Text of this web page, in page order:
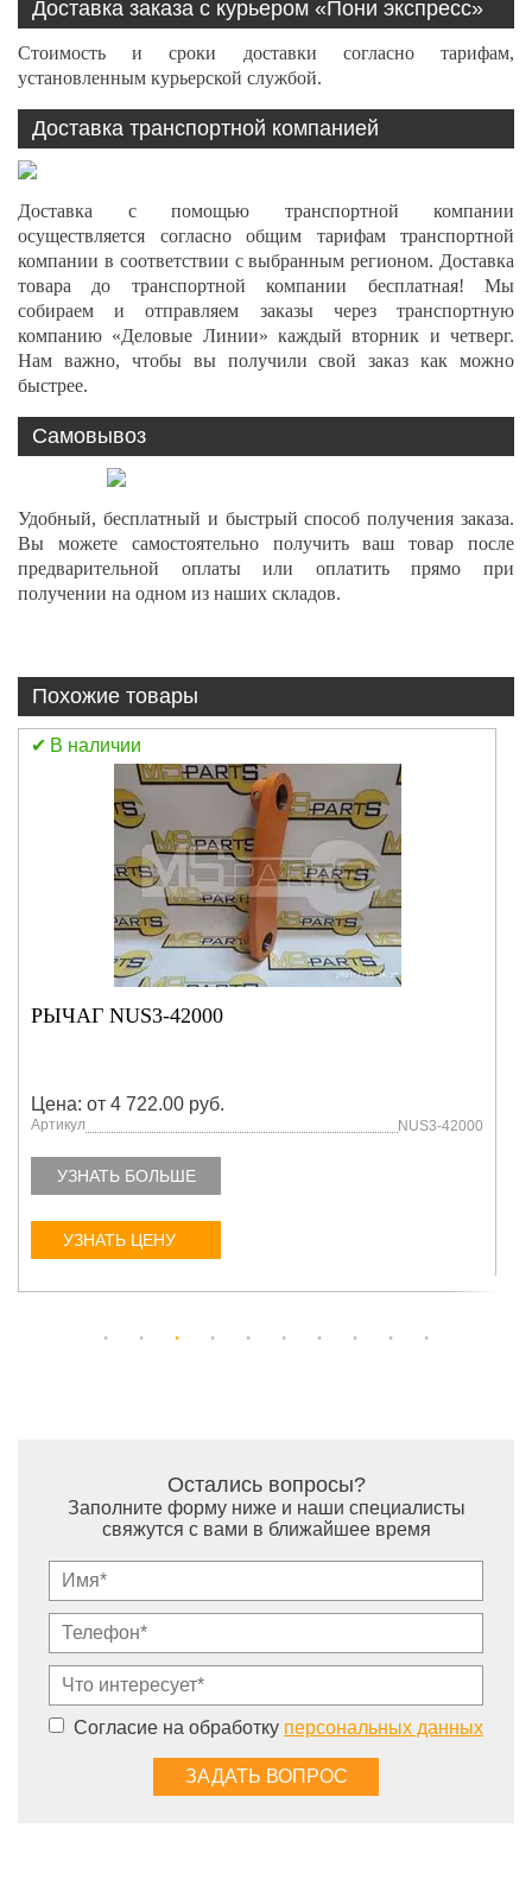
Доставка заказа с курьером «Пони экспресс»
Стоимость и сроки доставки согласно тарифам,
установленным курьерской службой.
Доставка транспортной компанией
Доставка с помощью транспортной компании
осуществляется согласно общим тарифам транспортной
компании в соответствии с выбранным регионом. Доставка
товара до транспортной компании бесплатная! Мы
собираем и отправляем заказы через транспортную
компанию «Деловые Линии» каждый вторник и четверг.
Нам важно, чтобы вы получили свой заказ как можно
быстрее.
Самовывоз
Удобный, бесплатный и быстрый способ получения заказа.
Вы можете самостоятельно получить ваш товар после
предварительной оплаты или оплатить прямо при
получении на одном из наших складов.
Похожие товары
В наличии
РЫЧАГ NUS3-42000
Цена: от 4 722.00 руб.
Артикул NUS3-42000
УЗНАТЬ БОЛЬШЕ
УЗНАТЬ ЦЕНУ
Остались вопросы?
Заполните форму ниже и наши специалисты
свяжутся с вами в ближайшее время
Согласие на обработку персональных данных